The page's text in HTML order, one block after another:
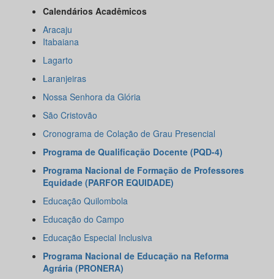
Calendários Acadêmicos
Aracaju
Itabaiana
Lagarto
Laranjeiras
Nossa Senhora da Glória
São Cristovão
Cronograma de Colação de Grau Presencial
Programa de Qualificação Docente (PQD-4)
Programa Nacional de Formação de Professores
Equidade (PARFOR EQUIDADE)
Educação Quilombola
Educação do Campo
Educação Especial Inclusiva
Programa Nacional de Educação na Reforma
Agrária (PRONERA)